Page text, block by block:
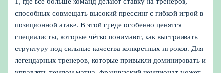
1, где всё больше команд делают ставку на тренеров,
способных совмещать высокий прессинг с гибкой игрой в
позиционной атаке. В этой среде особенно ценятся
специалисты, которые чётко понимают, как выстраивать
структуру под сильные качества конкретных игроков. Для
легендарных тренеров, которые привыкли доминировать и